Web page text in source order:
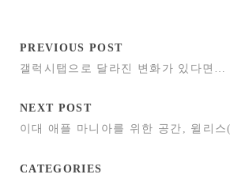
PREVIOUS POST
갤럭시탭으로 달라진 변화가 있다면…
NEXT POST
이대 애플 마니아를 위한 공간, 윌리
CATEGORIES